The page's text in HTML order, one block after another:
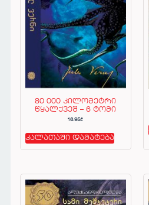
80 000 კილომეტრი
წყალქვეშ – 6 ტომი
16.95₾
კალათაში დამატება